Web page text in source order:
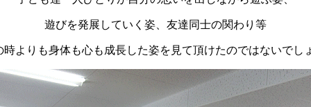
遊びを発展していく姿、友達同士の関わり等
時よりも身体も心も成長した姿を見て頂けたのではないでし